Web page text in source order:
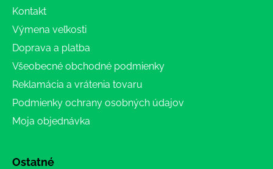
Kontakt
Výmena veľkosti
Doprava a platba
Všeobecné obchodné podmienky
Reklamácia a vrátenia tovaru
Podmienky ochrany osobných údajov
Moja objednávka
Ostatné